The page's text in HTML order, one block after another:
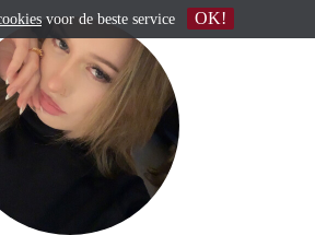
voor de beste service OK!